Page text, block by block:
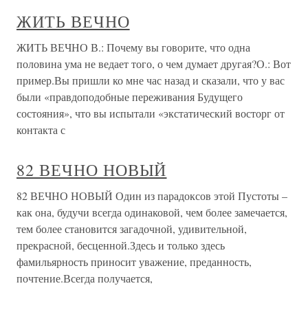
ЖИТЬ ВЕЧНО
ЖИТЬ ВЕЧНО В.: Почему вы говорите, что одна
половина ума не ведает того, о чем думает другая?О.: Вот
пример.Вы пришли ко мне час назад и сказали, что у вас
были «правдоподобные переживания Будущего
состояния», что вы испытали «экстатический восторг от
контакта с
82 ВЕЧНО НОВЫЙ
82 ВЕЧНО НОВЫЙ Один из парадоксов этой Пустоты –
как она, будучи всегда одинаковой, чем более замечается,
тем более становится загадочной, удивительной,
прекрасной, бесценной.Здесь и только здесь
фамильярность приносит уважение, преданность,
почтение.Всегда получается,